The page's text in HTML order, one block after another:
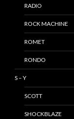
RADIO
ROCK MACHINE
ROMET
RONDO
S – Y
SCOTT
SHOCKBLAZE